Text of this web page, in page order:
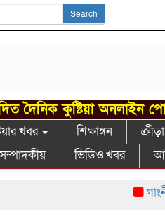
Search
দৈনিক কুষ্টিয়া অনলাইন
খবর শিক্ষাঙ্গন
ভিডিও খবর